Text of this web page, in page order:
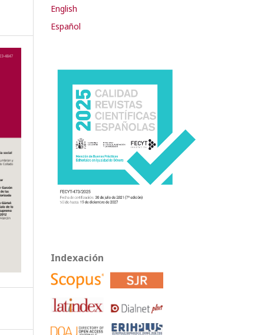
English
Español
Indexación